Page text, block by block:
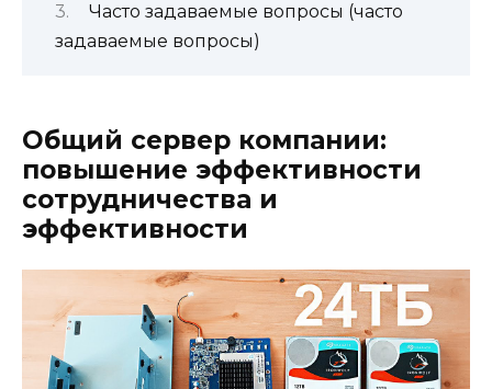
Часто задаваемые вопросы (часто
задаваемые вопросы)
Общий сервер компании:
повышение эффективности
сотрудничества и
эффективности